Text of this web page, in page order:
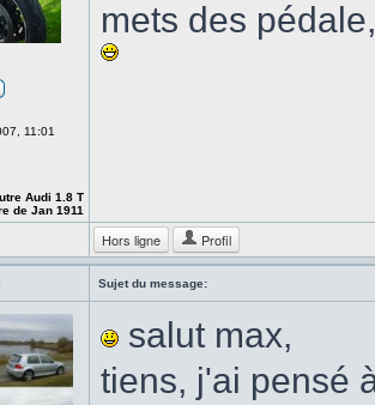
11:01
Audi 1.8 T
de Jan 1911
mets des
Hors ligne Profil
Sujet du message:
salut max,
tiens, j'ai pensé